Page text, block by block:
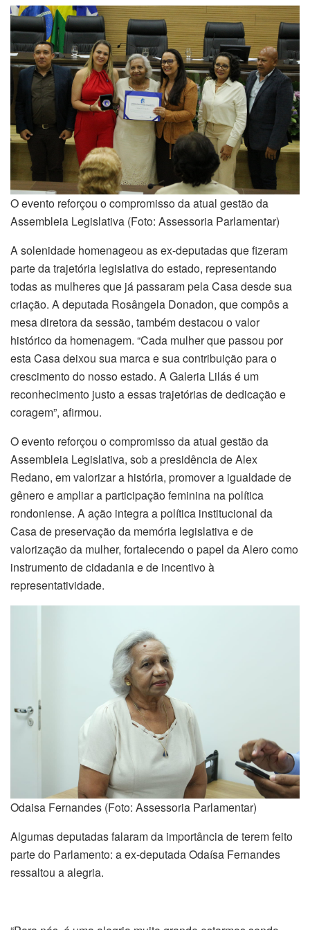
O evento reforçou o compromisso da atual gestão da
Assembleia Legislativa (Foto: Assessoria Parlamentar)
A solenidade homenageou as ex-deputadas que fizeram
parte da trajetória legislativa do estado, representando
todas as mulheres que já passaram pela Casa desde sua
criação. A deputada Rosângela Donadon, que compôs a
mesa diretora da sessão, também destacou o valor
histórico da homenagem. “Cada mulher que passou por
esta Casa deixou sua marca e sua contribuição para o
crescimento do nosso estado. A Galeria Lilás é um
reconhecimento justo a essas trajetórias de dedicação e
coragem”, afirmou.
O evento reforçou o compromisso da atual gestão da
Assembleia Legislativa, sob a presidência de Alex
Redano, em valorizar a história, promover a igualdade de
gênero e ampliar a participação feminina na política
rondoniense. A ação integra a política institucional da
Casa de preservação da memória legislativa e de
valorização da mulher, fortalecendo o papel da Alero como
instrumento de cidadania e de incentivo à
representatividade.
Odaisa Fernandes (Foto: Assessoria Parlamentar)
Algumas deputadas falaram da importância de terem feito
parte do Parlamento: a ex-deputada Odaísa Fernandes
ressaltou a alegria.